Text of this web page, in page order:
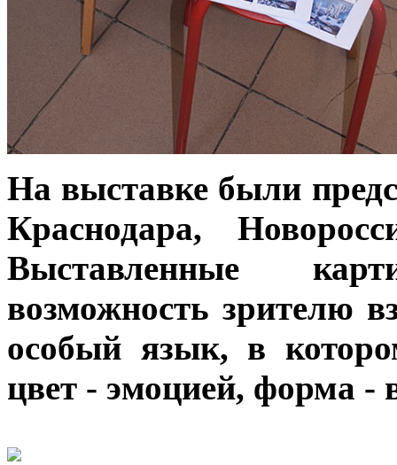
На выставке были
Краснодара,
Выставленные
возможность зрителю
особый язык, в
цвет - эмоцией, форма -